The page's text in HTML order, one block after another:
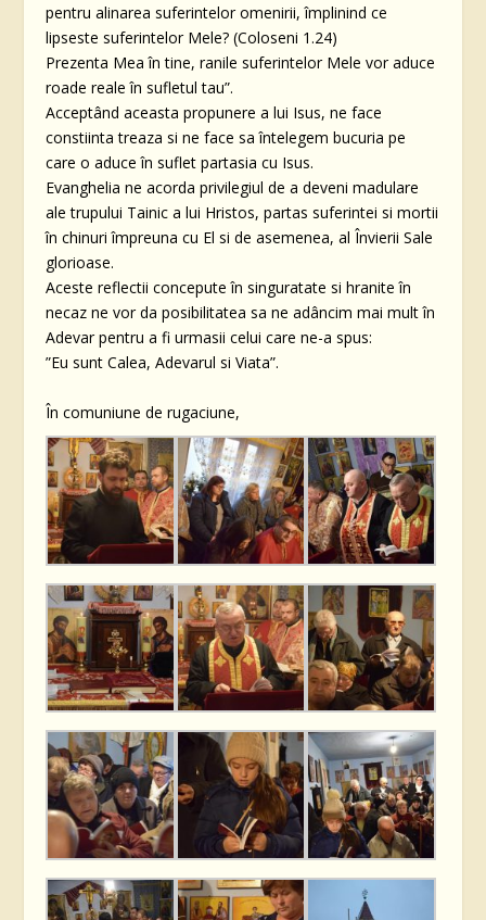
pentru alinarea suferintelor omenirii, împlinind ce
lipseste suferintelor Mele? (Coloseni 1.24)
Prezenta Mea în tine, ranile suferintelor Mele vor aduce
roade reale în sufletul tau”.
Acceptând aceasta propunere a lui Isus, ne face
constiinta treaza si ne face sa întelegem bucuria pe
care o aduce în suflet partasia cu Isus.
Evanghelia ne acorda privilegiul de a deveni madulare
ale trupului Tainic a lui Hristos, partas suferintei si mortii
în chinuri împreuna cu El si de asemenea, al Învierii Sale
glorioase.
Aceste reflectii concepute în singuratate si hranite în
necaz ne vor da posibilitatea sa ne adâncim mai mult în
Adevar pentru a fi urmasii celui care ne-a spus:
”Eu sunt Calea, Adevarul si Viata”.
În comuniune de rugaciune,